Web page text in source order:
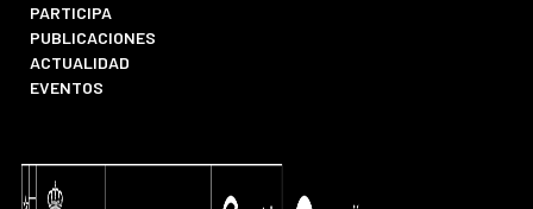
PARTICIPA
PUBLICACIONES
ACTUALIDAD
EVENTOS